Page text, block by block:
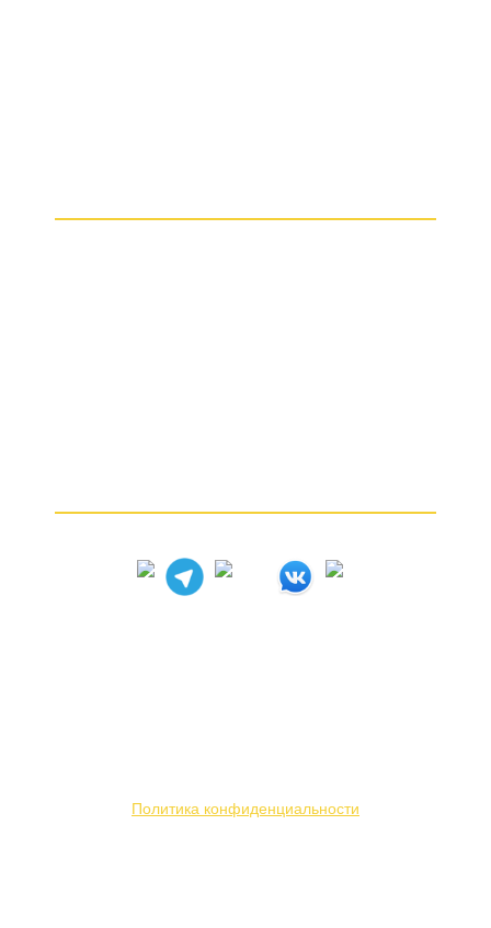
Политика конфиденциальности